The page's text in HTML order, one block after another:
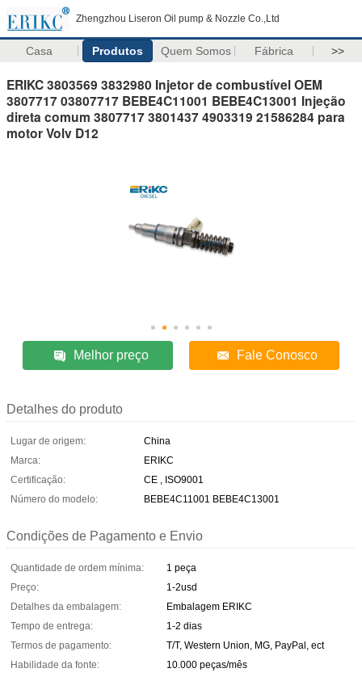
Zhengzhou Liseron Oil pump & Nozzle Co.,Ltd
Casa Produtos Quem Somos Fábrica >>
ERIKC 3803569 3832980 Injetor de combustível OEM
3807717 03807717 BEBE4C11001 BEBE4C13001 Injeção
direta comum 3807717 3801437 4903319 21586284 para
motor Volv D12
Melhor preço Fale Conosco
Detalhes do produto
Lugar de origem:
China
Marca:
ERIKC
Certificação:
CE , ISO9001
Número do modelo:
BEBE4C11001 BEBE4C13001
Condições de Pagamento e Envio
Quantidade de ordem mínima:
1 peça
Preço:
1-2usd
Detalhes da embalagem:
Embalagem ERIKC
Tempo de entrega:
1-2 dias
Termos de pagamento:
T/T, Western Union, MG, PayPal, ect
Habilidade da fonte:
10.000 peças/mês